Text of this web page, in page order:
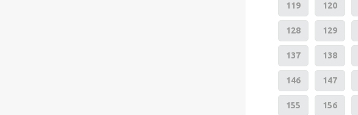
119 120
128 129
137 138
146 147
155 156